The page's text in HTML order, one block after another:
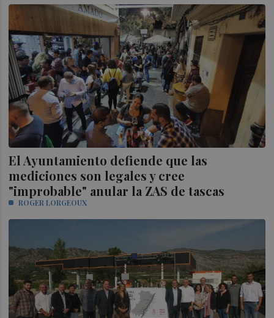
El Ayuntamiento defiende que las
mediciones son legales y cree
"improbable" anular la ZAS de tascas
ROGER LORGEOUX